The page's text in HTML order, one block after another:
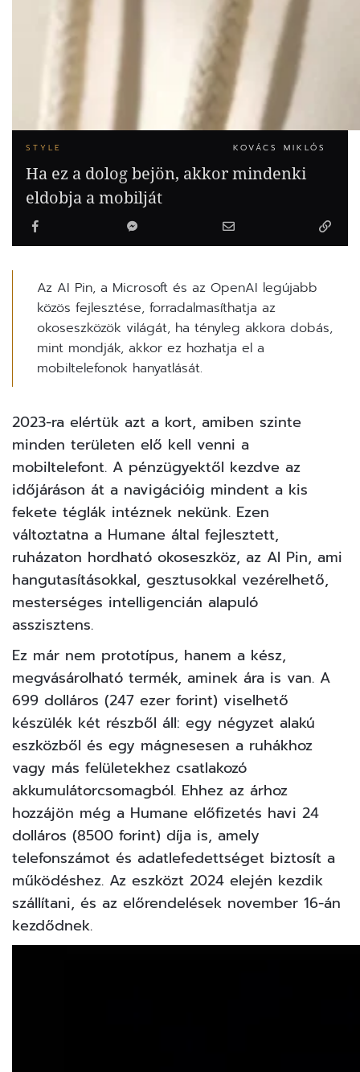
STYLE KOVÁCS MIKLÓS
Ha ez a dolog bejön, akkor mindenki
eldobja a mobilját
Az AI Pin, a Microsoft és az OpenAI legújabb
közös fejlesztése, forradalmasíthatja az
okoseszközök világát, ha tényleg akkora dobás,
mint mondják, akkor ez hozhatja el a
mobiltelefonok hanyatlását.
2023-ra elértük azt a kort, amiben szinte
minden területen elő kell venni a
mobiltelefont. A pénzügyektől kezdve az
időjáráson át a navigációig mindent a kis
fekete téglák intéznek nekünk. Ezen
változtatna a Humane által fejlesztett,
ruházaton hordható okoseszköz, az AI Pin, ami
hangutasításokkal, gesztusokkal vezérelhető,
mesterséges intelligencián alapuló
asszisztens.
Ez már nem prototípus, hanem a kész,
megvásárolható termék, aminek ára is van. A
699 dolláros (247 ezer forint) viselhető
készülék két részből áll: egy négyzet alakú
eszközből és egy mágnesesen a ruhákhoz
vagy más felületekhez csatlakozó
akkumulátorcsomagból. Ehhez az árhoz
hozzájön még a Humane előfizetés havi 24
dolláros (8500 forint) díja is, amely
telefonszámot és adatlefedettséget biztosít a
működéshez. Az eszközt 2024 elején kezdik
szállítani, és az előrendelések november 16-án
kezdődnek.